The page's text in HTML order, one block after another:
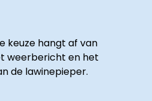
keuze hangt af van
weerbericht en het
de lawinepieper.